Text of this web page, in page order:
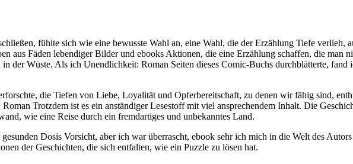
fühlte sich wie eine bewusste Wahl an, eine Wahl, die der Erzählung Tiefe verlieh,
aus Fäden lebendiger Bilder und ebooks Aktionen, die eine Erzählung schaffen, die man
der Wüste. Als ich Unendlichkeit: Roman Seiten dieses Comic-Buchs durchblätterte,
die Tiefen von Liebe, Loyalität und Opferbereitschaft, zu denen wir fähig sind,
Trotzdem ist es ein anständiger Lesestoff mit viel ansprechendem Inhalt. Die
wie eine Reise durch ein fremdartiges und unbekanntes Land.
Dosis Vorsicht, aber ich war überrascht, ebook sehr ich mich in die Welt des
der Geschichten, die sich entfalten, wie ein Puzzle zu lösen hat.